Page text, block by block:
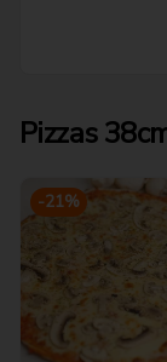
Pizzas
-21%